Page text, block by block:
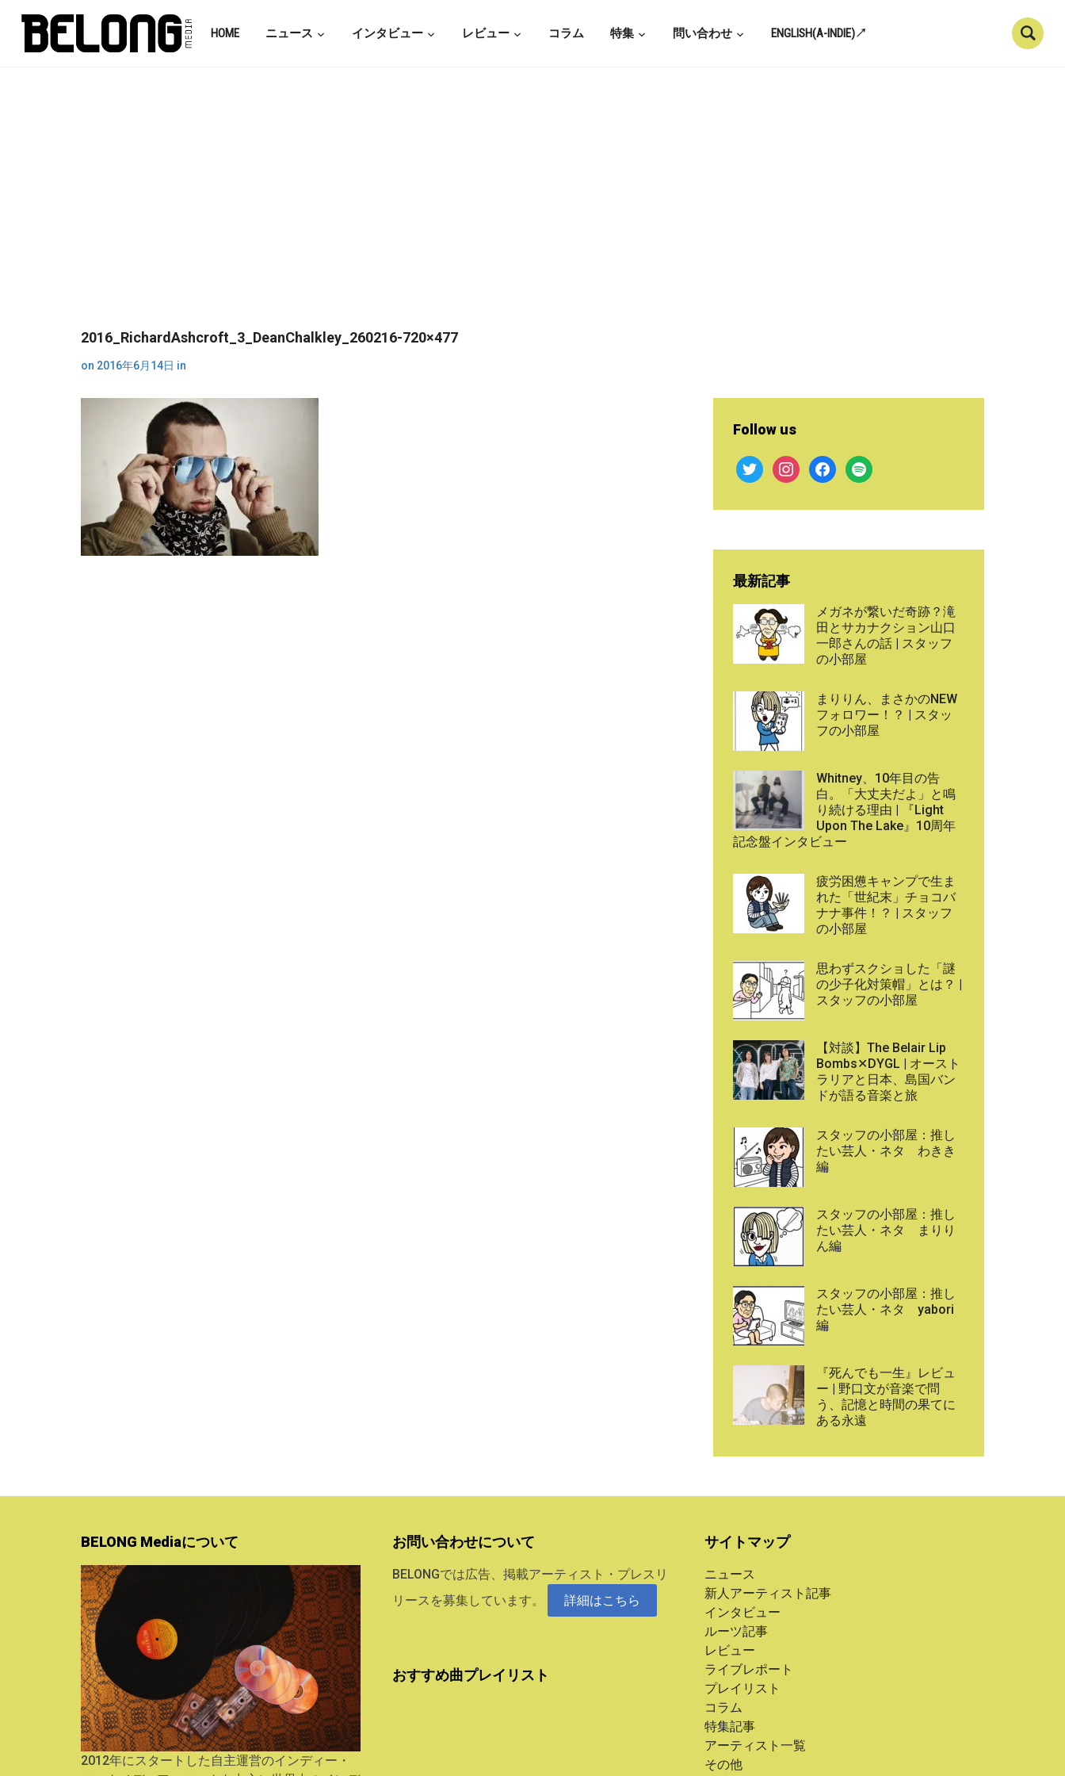
HOME ニュース インタビュー レビュー コラム 特集 問い合わせ ENGLISH(A-INDIE)↗
2016_RichardAshcroft_3_DeanChalkley_260216-720×477
on 2016年6月14日 in
Follow us
twitter instagramfacebook
spotify
最新記事
メガネが繋いだ奇跡？滝
田とサカナクション山口
一郎さんの話 | スタッフ
の小部屋
まりりん、まさかのNEW
フォロワー！？ | スタッ
フの小部屋
Whitney、10年目の告
白。「大丈夫だよ」と鳴
り続ける理由 | 『Light
Upon The Lake』10周年
記念盤インタビュー
疲労困憊キャンプで生ま
れた「世紀末」チョコバ
ナナ事件！？ | スタッフ
の小部屋
思わずスクショした「謎
の少子化対策帽」とは？ |
スタッフの小部屋
【対談】The Belair Lip
Bombs✕DYGL | オースト
ラリアと日本、島国バン
ドが語る音楽と旅
スタッフの小部屋：推し
たい芸人・ネタ わきき
編
スタッフの小部屋：推し
たい芸人・ネタ まりり
ん編
スタッフの小部屋：推し
たい芸人・ネタ yabori
編
『死んでも一生』レビュ
ー | 野口文が音楽で問
う、記憶と時間の果てに
ある永遠
BELONG Mediaについて
2012年にスタートした自主運営のインディー・
お問い合わせについて
BELONGでは広告、掲載アーティスト・プレスリ
リースを募集しています。
詳細はこちら
おすすめ曲プレイリスト
サイトマップ
ニュース
新人アーティスト記事
インタビュー
ルーツ記事
レビュー
ライブレポート
プレイリスト
コラム
特集記事
アーティスト一覧
その他